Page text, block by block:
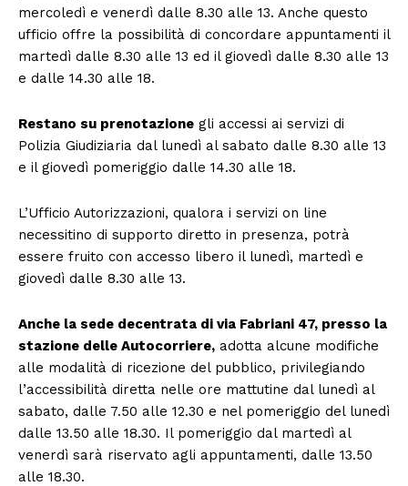
mercoledì e venerdì dalle 8.30 alle 13. Anche questo
ufficio offre la possibilità di concordare appuntamenti il
martedì dalle 8.30 alle 13 ed il giovedì dalle 8.30 alle 13
e dalle 14.30 alle 18.
Restano su prenotazione gli accessi ai servizi di
Polizia Giudiziaria dal lunedì al sabato dalle 8.30 alle 13
e il giovedì pomeriggio dalle 14.30 alle 18.
L’Ufficio Autorizzazioni, qualora i servizi on line
necessitino di supporto diretto in presenza, potrà
essere fruito con accesso libero il lunedì, martedì e
giovedì dalle 8.30 alle 13.
Anche la sede decentrata di via Fabriani 47, presso la
stazione delle Autocorriere, adotta alcune modifiche
alle modalità di ricezione del pubblico, privilegiando
l’accessibilità diretta nelle ore mattutine dal lunedì al
sabato, dalle 7.50 alle 12.30 e nel pomeriggio del lunedì
dalle 13.50 alle 18.30. Il pomeriggio dal martedì al
venerdì sarà riservato agli appuntamenti, dalle 13.50
alle 18.30.